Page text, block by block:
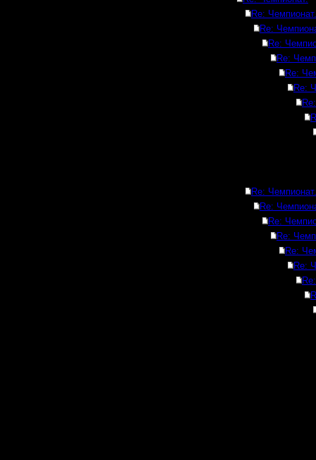
Re: Чемпионат.
Re:
Re:
Re:
Re:
Re:
Re: Чемпионат.
Re:
Re:
Re:
Re:
Re: